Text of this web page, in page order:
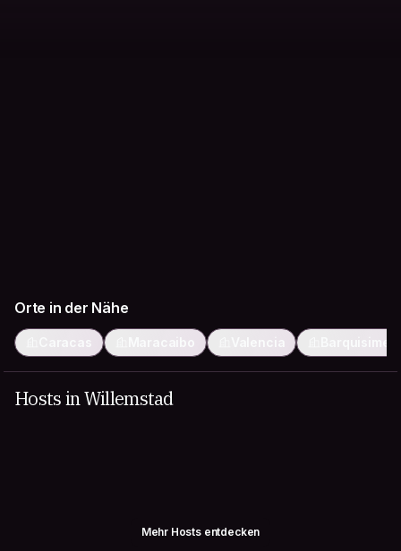
Orte in der Nähe
Caracas Maracaibo Valencia Barquisimeto
Hosts in Willemstad
Mehr Hosts entdecken